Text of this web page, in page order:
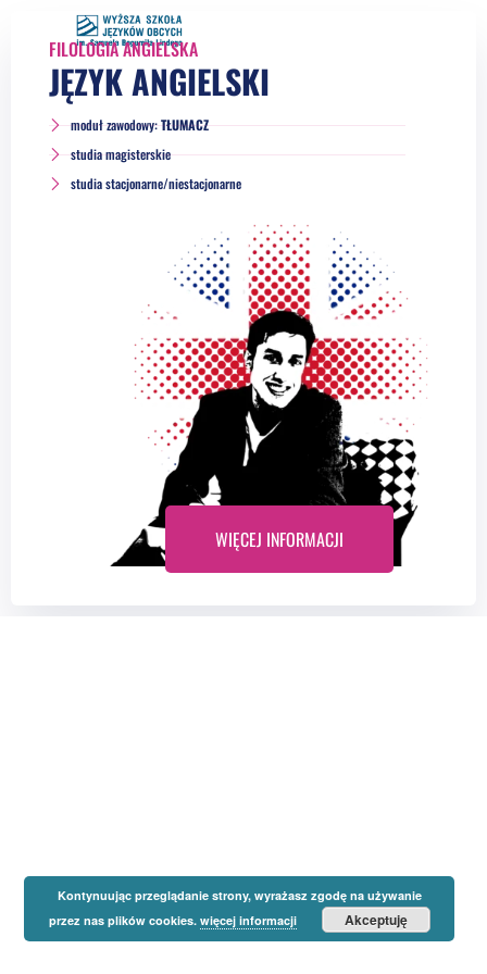
FILOLOGIA ANGIELSKA
JĘZYK ANGIELSKI
moduł zawodowy:TŁUMACZ
studia magisterskie
studia stacjonarne/niestacjonarne
WIĘCEJ INFORMACJI
Kontynuując przeglądanie strony, wyrażasz zgodę na używanie
przez nas plików cookies. więcej informacji Akceptuję